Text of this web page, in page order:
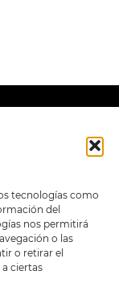
tecnologías como
del
nos permitirá
o las
o retirar el
ciertas
ENLACES
ESTILOS
PREVENTAS